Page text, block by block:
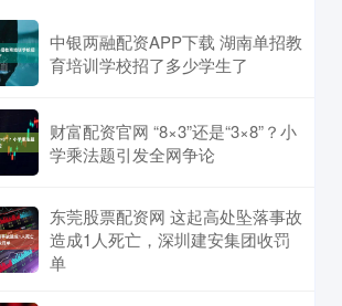
中银两融配资APP下载 湖南单招教
育培训学校招了多少学生了
财富配资官网 “8×3”还是“3×8”？小
学乘法题引发全网争论
东莞股票配资网 这起高处坠落事故
造成1人死亡，深圳建安集团收罚
单